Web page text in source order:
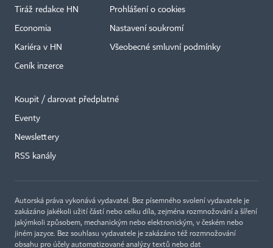
Tiráž redakce HN
Economia
Kariéra v HN
Ceník inzerce
Prohlášení o cookies
Nastavení soukromí
Všeobecné smluvní podmínky
Koupit / darovat předplatné
Eventy
Newslettery
RSS kanály
Autorská práva vykonává vydavatel. Bez písemného svolení vydavatele je
zakázáno jakékoli užití částí nebo celku díla, zejména rozmnožování a šíření
jakýmkoli způsobem, mechanickým nebo elektronickým, v českém nebo
jiném jazyce. Bez souhlasu vydavatele je zakázáno též rozmnožování
obsahu pro účely automatizované analýzy textů nebo dat